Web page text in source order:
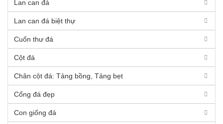
Lan can đá
Lan can đá biệt thự
Cuốn thư đá
Cột đá
Chân cột đá: Tảng bồng, Tảng bẹt
Cổng đá đẹp
Con giống đá